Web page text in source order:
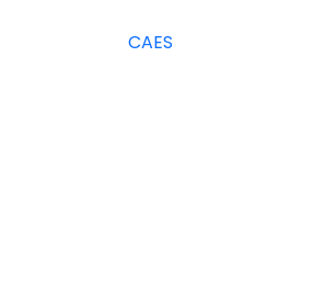
CAES